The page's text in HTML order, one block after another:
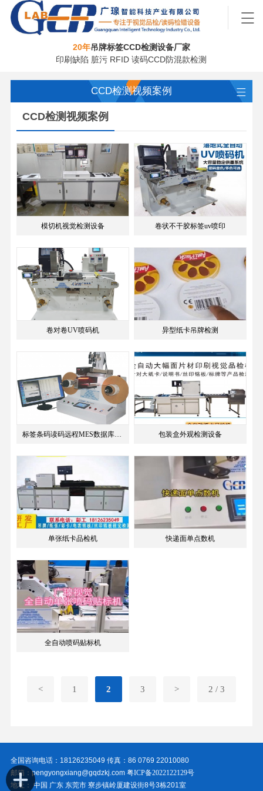
20年吊牌标签CCD检测设备厂家
印刷缺陷 脏污 RFID 读码CCD防混款检测
CCD检测视频案例
CCD检测视频案例
模切机视觉检测设备 卷状不干胶标签uv喷印
卷对卷UV喷码机 异型纸卡吊牌检测
标签条码读码远程MES数据库对比 包装盒外观检测设备
单张纸卡品检机 快递面单点数机
全自动喷码贴标机
< 1 2 3 > 2 / 3
全国咨询电话：18126235049 传真：86 0769 22010080
邮箱：pengyongxiang@gqdzkj.com 粤ICP备2022122129号
地址： 中国 广东 东莞市 寮步镇岭厦建设街8号3栋201室